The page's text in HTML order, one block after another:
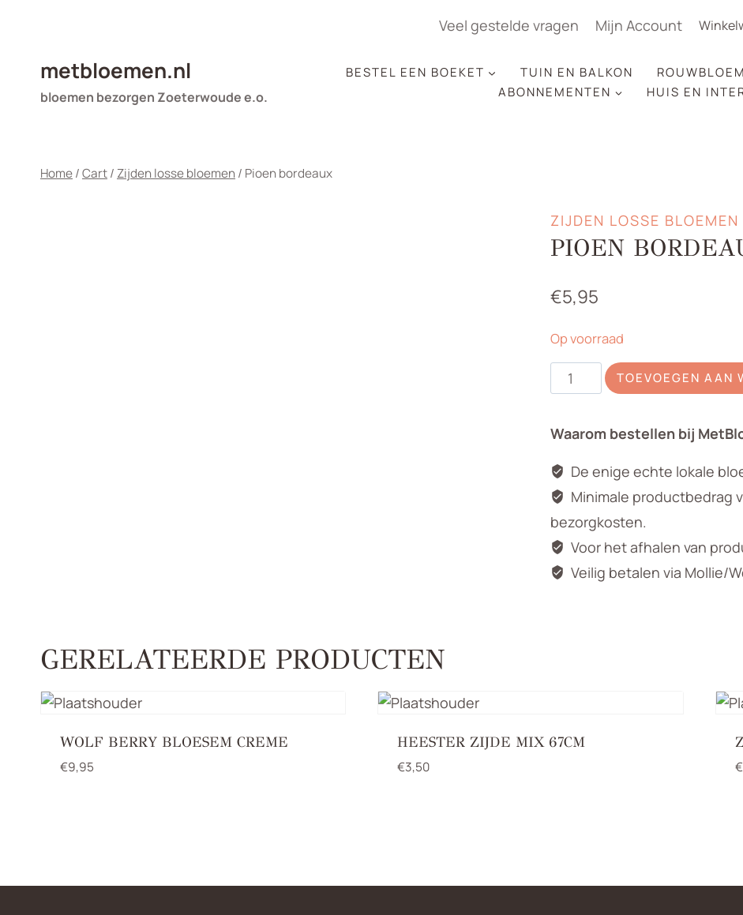
Veel gestelde vragen Mijn Account
metbloemen.nl
bloemen bezorgen Zoeterwoude e.o.
BESTEL EEN BOEKET TUIN EN BALKON
ABONNEMENTEN
HUIS EN
Home/Cart/ Zijden losse bloemen/ Pioen bordeaux
ZIJDEN LOSSE BLOEMEN
PIOEN
€5,95
Op voorraad
Pioen
bordeaux
TOEVOEGEN AAN
Waarom bestellen bij
De enige echte lokale
Minimale productbedrag
bezorgkosten.
Voor het afhalen van
Veilig betalen via Mollie/
GERELATEERDE PRODUCTEN
WOLF BERRY BLOESEM CREME
€9,95
HEESTER ZIJDE MIX 67CM
€3,50 €